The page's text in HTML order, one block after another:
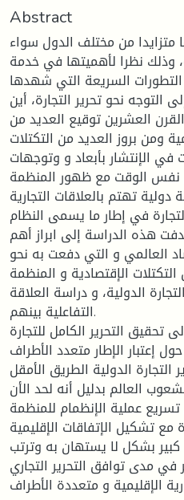
Abstract
متزايدا من مختلف الدول سواء
وذلك نظرا لأهميتها في خدمة
التطورات السريعة التي شهدها
التوجه نحو تحرير التجارة، أين
العشرين توقيع العديد من
ومن بروز العديد من التكتلات
في الإنتشار بأبعاد و وتوجهات
نفس الوقت مع ظهور المنظمة
دولية تهتم بالعلاقات التجارية
في إطار ما يسمى النظام
هذه الدراسة إلى ابراز أهم
العالمي و التي دفعت به نحو
الإقتصادية و المنظمة
الدولية، و دراسة العلاقة
التفاعلية بينهم.
التحرير الكامل للتجارة
إعتبار الإطار متعدد الأطراف
التجارة الدولية الطريق الأمقل
العالم بدليل أنه لحد الأن
عملية الإنظمام للمنظمة
مع تشكيل الإتفاقات الإقليمية
بشكل لا يستهان به وترتب
في مدى توافق التحرير التجاري
الإقليمية و متعددة الأطراف